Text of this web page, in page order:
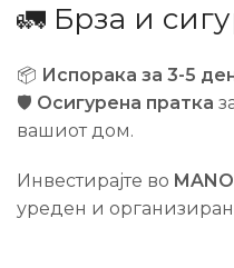
🚛 Брза и
📦 Испорака за 3-5
🛡️ Осигурена пратка
вашиот дом.
Инвестирајте во
уреден и